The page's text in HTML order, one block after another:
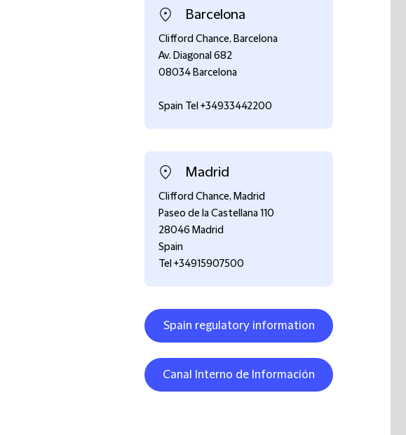
Barcelona
Clifford Chance, Barcelona
Av. Diagonal 682
08034 Barcelona
Spain Tel +34933442200
Madrid
Clifford Chance, Madrid
Paseo de la Castellana 110
28046 Madrid
Spain
Tel +34915907500
Spain regulatory information
Canal Interno de Información